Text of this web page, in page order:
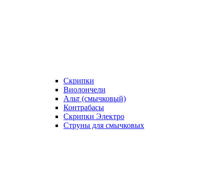
Скрипки
Виолончели
Альт (смычковый)
Контрабасы
Скрипки Электро
Струны для смычковых